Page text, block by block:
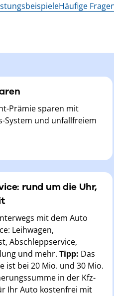
Häufige
Prämie sparen mit
System und unfallfreiem
rund um die Uhr,
mit dem Auto
Leihwagen,
Abschleppservice,
und mehr. Tipp: Das
ist bei 20 Mio. und 30 Mio.
in der Kfz-
Ihr Auto kostenfrei mit